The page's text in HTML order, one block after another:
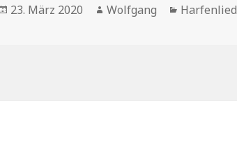
Veröffentlicht
23. März 2020 Autor
Wolfgang